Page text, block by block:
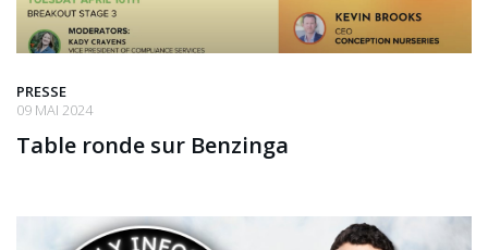
PRESSE
09 MAI 2024
Table ronde sur Benzinga